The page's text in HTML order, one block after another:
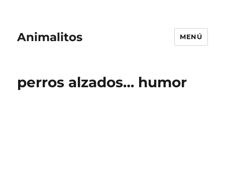
Animalitos MENÚ
perros alzados… humor